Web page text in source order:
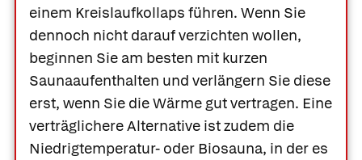
einem Kreislaufkollaps führen. Wenn Sie
dennoch nicht darauf verzichten wollen,
beginnen Sie am besten mit kurzen
Saunaaufenthalten und verlängern Sie diese
erst, wenn Sie die Wärme gut vertragen. Eine
verträglichere Alternative ist zudem die
Niedrigtemperatur- oder Biosauna, in der es